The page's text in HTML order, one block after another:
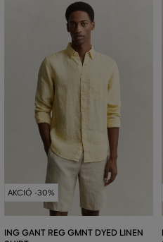
AKCIÓ -30%
ING GANT REG GMNT DYED LINEN